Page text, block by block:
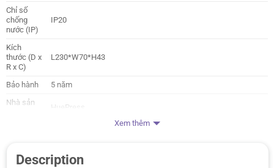
Chỉ số
chống
nước (IP)
IP20
Kích
thước (D x
R x C)
L230*W70*H43
Bảo hành
5 năm
Nhà sản
HuePress
Xem thêm
Description